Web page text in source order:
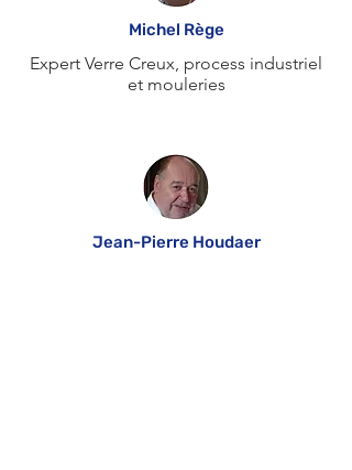
Michel Rège
Expert Verre Creux, process industriel
et mouleries
Jean-Pierre Houdaer